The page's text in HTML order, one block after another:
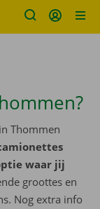
Thommen
waar jij
groottes en
Nog extra info